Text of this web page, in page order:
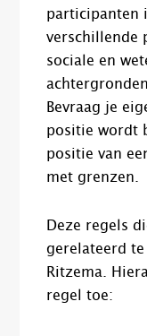
participanten
verschillende
sociale en
Bevraag je
positie wordt
positie van
met grenzen.
Deze regels
gerelateerd te
Ritzema.
regel toe: